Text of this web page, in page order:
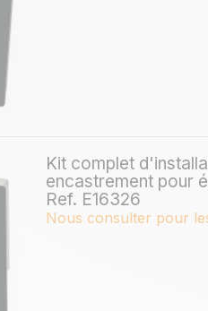
Kit complet
encastrement pour
Ref. E16326
Nous consulter pour